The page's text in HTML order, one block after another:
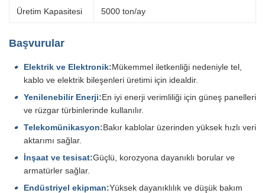
Üretim Kapasitesi 5000 ton/ay
Başvurular
Elektrik ve Elektronik:Mükemmel iletkenliği nedeniyle tel,
kablo ve elektrik bileşenleri üretimi için idealdir.
Yenilenebilir Enerji:En iyi enerji verimliliği için güneş panelleri
ve rüzgar türbinlerinde kullanılır.
Telekomünikasyon:Bakır kablolar üzerinden yüksek hızlı veri
aktarımı sağlar.
İnşaat ve tesisat:Güçlü, korozyona dayanıklı borular ve
armatürler sağlar.
Endüstriyel ekipman:Yüksek dayanıklılık ve düşük bakım